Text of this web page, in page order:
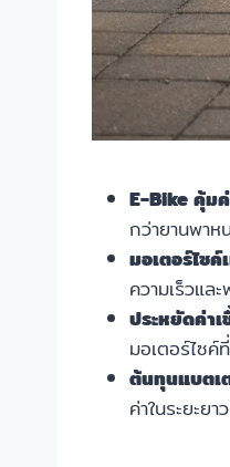
E-Bike คุ้ม
กว่ายานพา
มอเตอร์ไซค์
ความเร็วแล
ประหยัดค่า
มอเตอร์ไซค์
ต้นทุนแบตเ
ค่าในระยะยาว